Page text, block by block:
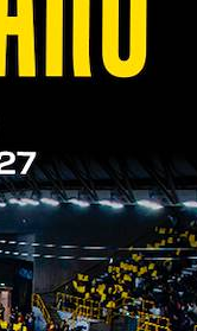
–
a tutte le
partner, che
Fidas” del 6
essere
luogo di